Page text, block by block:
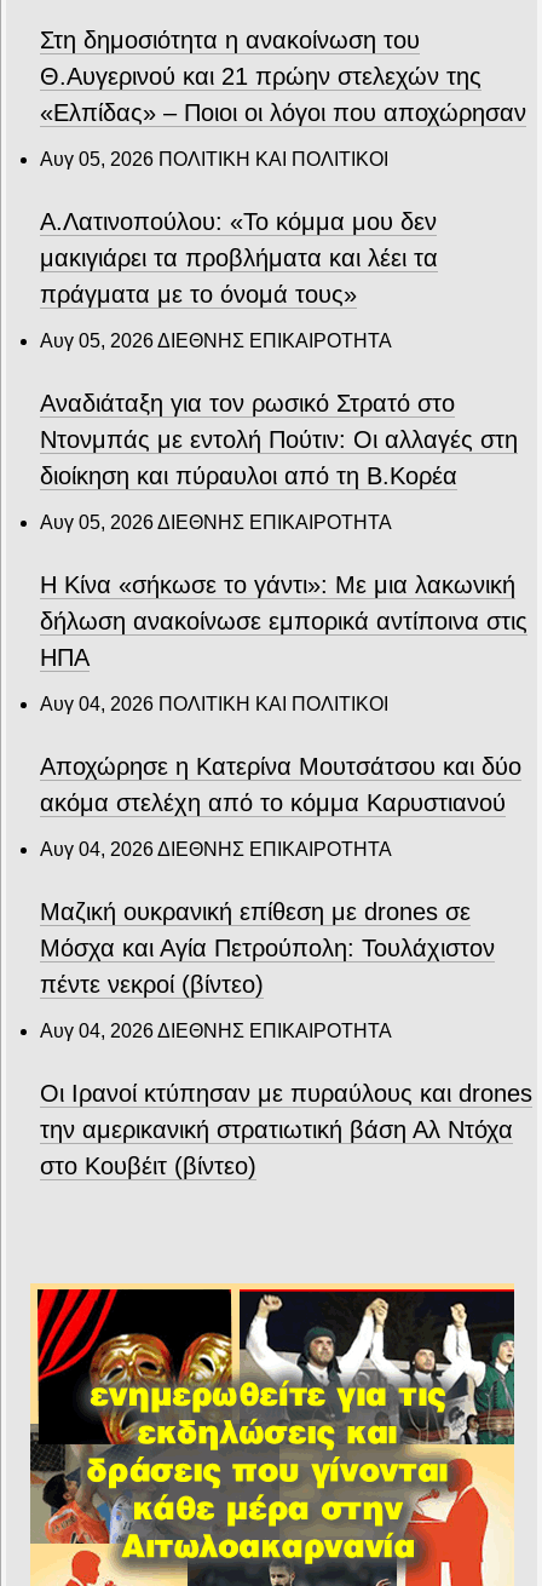
Στη δημοσιότητα η ανακοίνωση του
Θ.Αυγερινού και 21 πρώην στελεχών της
«Ελπίδας» – Ποιοι οι λόγοι που αποχώρησαν
Αυγ 05, 2026 ΠΟΛΙΤΙΚΗ ΚΑΙ ΠΟΛΙΤΙΚΟΙ
Α.Λατινοπούλου: «Το κόμμα μου δεν
μακιγιάρει τα προβλήματα και λέει τα
πράγματα με το όνομά τους»
Αυγ 05, 2026ΔΙΕΘΝΗΣ ΕΠΙΚΑΙΡΟΤΗΤΑ
Αναδιάταξη για τον ρωσικό Στρατό στο
Ντονμπάς με εντολή Πούτιν: Οι αλλαγές στη
διοίκηση και πύραυλοι από τη Β.Κορέα
Αυγ 05, 2026ΔΙΕΘΝΗΣ ΕΠΙΚΑΙΡΟΤΗΤΑ
Η Κίνα «σήκωσε το γάντι»: Με μια λακωνική
δήλωση ανακοίνωσε εμπορικά αντίποινα στις
ΗΠΑ
Αυγ 04, 2026 ΠΟΛΙΤΙΚΗ ΚΑΙ ΠΟΛΙΤΙΚΟΙ
Αποχώρησε η Κατερίνα Μουτσάτσου και δύο
ακόμα στελέχη από το κόμμα Καρυστιανού
Αυγ 04, 2026ΔΙΕΘΝΗΣ ΕΠΙΚΑΙΡΟΤΗΤΑ
Μαζική ουκρανική επίθεση με drones σε
Μόσχα και Αγία Πετρούπολη: Τουλάχιστον
πέντε νεκροί (βίντεο)
Αυγ 04, 2026ΔΙΕΘΝΗΣ ΕΠΙΚΑΙΡΟΤΗΤΑ
Οι Ιρανοί κτύπησαν με πυραύλους και drones
την αμερικανική στρατιωτική βάση Αλ Ντόχα
στο Κουβέιτ (βίντεο)